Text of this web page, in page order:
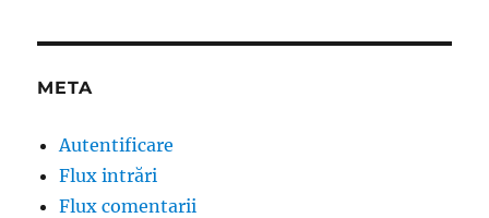
META
Autentificare
Flux intrări
Flux comentarii